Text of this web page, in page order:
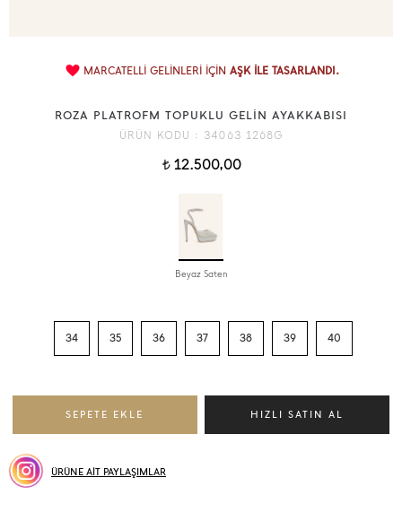
MARCATELLİ GELİNLERİ İÇİN AŞK İLE TASARLANDI.
ROZA PLATROFM TOPUKLU GELİN AYAKKABISI
ÜRÜN KODU : 34063 1268G
t12.500,00
Beyaz Saten
34 35 36 37 38 39 40
ÜRÜNE AİT PAYLAŞIMLAR